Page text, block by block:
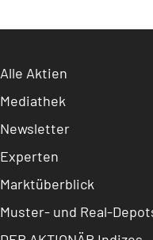
Alle Aktien
Mediathek
Newsletter
Experten
Marktüberblick
Muster- und Real-